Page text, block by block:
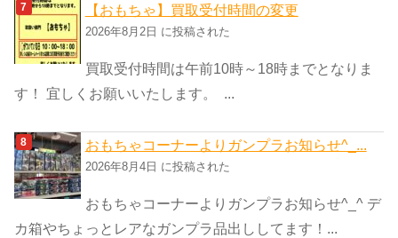
【おもちゃ】買取受付時間の変更
2026年8月2日 に投稿された
買取受付時間は午前10時～18時までとなりま
す！ 宜しくお願いいたします。 ...
おもちゃコーナーよりガンプラお知らせ^_...
2026年8月4日 に投稿された
おもちゃコーナーよりガンプラお知らせ^_^ デ
カ箱やちょっとレアなガンプラ品出ししてます！...